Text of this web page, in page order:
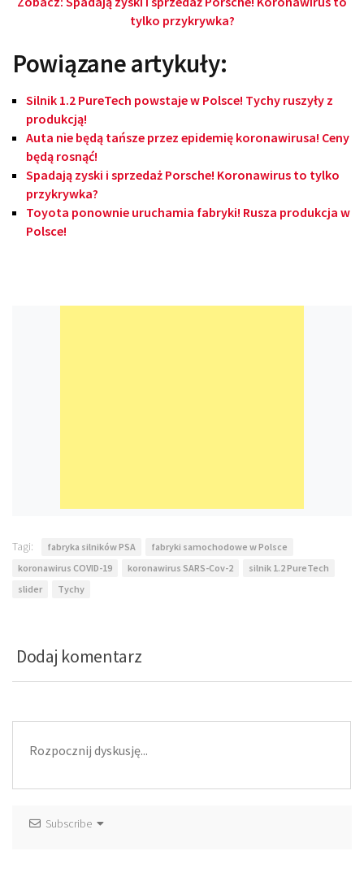
tylko przykrywka?
Powiązane artykuły:
Silnik 1.2 PureTech powstaje w Polsce! Tychy ruszyły z
produkcją!
Auta nie będą tańsze przez epidemię koronawirusa! Ceny
będą rosnąć!
Spadają zyski i sprzedaż Porsche! Koronawirus to tylko
przykrywka?
Toyota ponownie uruchamia fabryki! Rusza produkcja w
Polsce!
Tagi: fabryka silników PSA
fabryki samochodowe w Polsce
koronawirus COVID-19
koronawirus SARS-Cov-2
silnik 1.2 PureTech
slider
Tychy
Dodaj komentarz
Subscribe